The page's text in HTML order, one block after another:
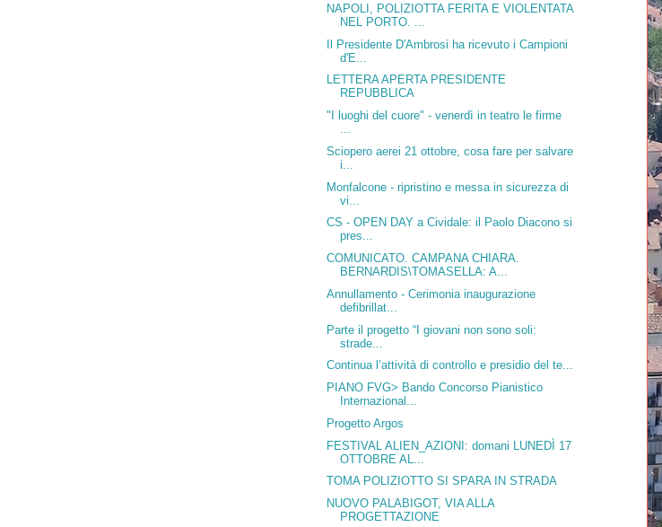
NAPOLI, POLIZIOTTA FERITA E VIOLENTATA
NEL PORTO. ...
Il Presidente D'Ambrosi ha ricevuto i Campioni
d'E...
LETTERA APERTA PRESIDENTE
REPUBBLICA
"I luoghi del cuore" - venerdì in teatro le firme
...
Sciopero aerei 21 ottobre, cosa fare per salvare
i...
Monfalcone - ripristino e messa in sicurezza di
vi...
CS - OPEN DAY a Cividale: il Paolo Diacono si
pres...
COMUNICATO. CAMPANA CHIARA.
BERNARDIS\TOMASELLA: A...
Annullamento - Cerimonia inaugurazione
defibrillat...
Parte il progetto “I giovani non sono soli:
strade...
Continua l’attività di controllo e presidio del te...
PIANO FVG> Bando Concorso Pianistico
Internazional...
Progetto Argos
FESTIVAL ALIEN_AZIONI: domani LUNEDÌ 17
OTTOBRE AL...
TOMA POLIZIOTTO SI SPARA IN STRADA
NUOVO PALABIGOT, VIA ALLA
PROGETTAZIONE